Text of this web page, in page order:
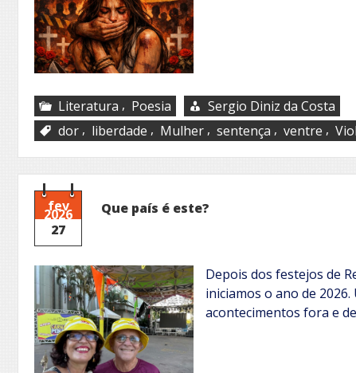
Literatura , Poesia
Sergio Diniz da Costa
dor , liberdade , Mulher , sentença , ventre ,
fev
2026
27
Que país é este?
Depois dos festejos de
iniciamos o ano de
acontecimentos fora e